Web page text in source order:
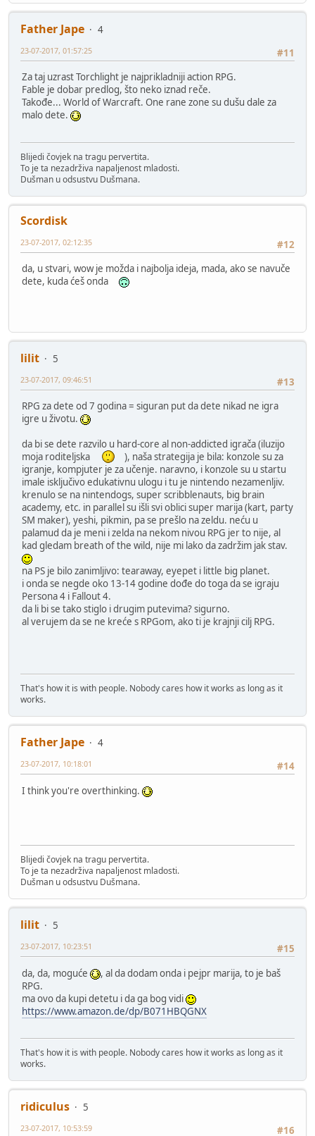
Father Jape
4
#11
23-07-2017, 01:57:25
Za taj uzrast Torchlight je najprikladniji action RPG.
Fable je dobar predlog, što neko iznad reče.
Takođe... World of Warcraft. One rane zone su dušu dale za
malo dete.
Blijedi čovjek na tragu pervertita.
To je ta nezadrživa napaljenost mladosti.
Dušman u odsustvu Dušmana.
Scordisk
#12
23-07-2017, 02:12:35
da, u stvari, wow je možda i najbolja ideja, mada, ako se navuče
dete, kuda ćeš onda
lilit
5
#13
23-07-2017, 09:46:51
RPG za dete od 7 godina = siguran put da dete nikad ne igra
igre u životu.
da bi se dete razvilo u hard-core al non-addicted igrača (iluzijo
moja roditeljska
), naša strategija je bila: konzole su za
igranje, kompjuter je za učenje. naravno, i konzole su u startu
imale isključivo edukativnu ulogu i tu je nintendo nezamenljiv.
krenulo se na nintendogs, super scribblenauts, big brain
academy, etc. in parallel su išli svi oblici super marija (kart, party
SM maker), yeshi, pikmin, pa se prešlo na zeldu. neću u
palamud da je meni i zelda na nekom nivou RPG jer to nije, al
kad gledam breath of the wild, nije mi lako da zadržim jak stav.
na PS je bilo zanimljivo: tearaway, eyepet i little big planet.
i onda se negde oko 13-14 godine dođe do toga da se igraju
Persona 4 i Fallout 4.
da li bi se tako stiglo i drugim putevima? sigurno.
al verujem da se ne kreće s RPGom, ako ti je krajnji cilj RPG.
That's how it is with people. Nobody cares how it works as long as it
works.
Father Jape
4
#14
23-07-2017, 10:18:01
I think you're overthinking.
Blijedi čovjek na tragu pervertita.
To je ta nezadrživa napaljenost mladosti.
Dušman u odsustvu Dušmana.
lilit
5
#15
23-07-2017, 10:23:51
da, da, moguće
, al da dodam onda i pejpr marija, to je baš
RPG.
ma ovo da kupi detetu i da ga bog vidi
https://www.amazon.de/dp/B071HBQGNX
That's how it is with people. Nobody cares how it works as long as it
works.
ridiculus
5
#16
23-07-2017, 10:53:59